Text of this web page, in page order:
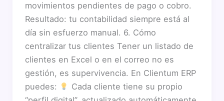
movimientos pendientes de pago o cobro.
Resultado: tu contabilidad siempre está al
día sin esfuerzo manual. 6. Cómo
centralizar tus clientes Tener un listado de
clientes en Excel o en el correo no es
gestión, es supervivencia. En Clientum ERP
puedes:
Cada cliente tiene su propio